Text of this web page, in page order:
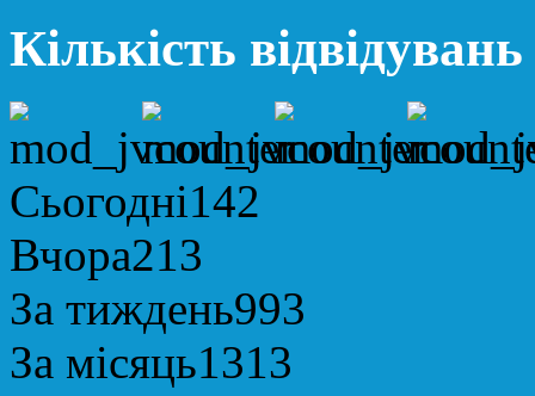
Кількість відвідувань
Сьогодні142
Вчора213
За тиждень993
За місяць1313